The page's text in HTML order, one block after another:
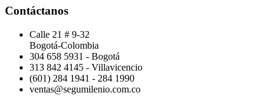
Contáctanos
Calle 21 # 9-32
Bogotá-Colombia
304 658 5931 - Bogotá
313 842 4145 - Villavicencio
(601) 284 1941 - 284 1990
ventas@segumilenio.com.co